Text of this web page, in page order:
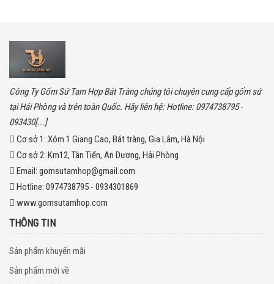
Công Ty Gốm Sứ Tam Hợp Bát Tràng chúng tôi chuyên cung cấp gốm sứ
tại Hải Phòng và trên toàn Quốc. Hãy liên hệ: Hotline: 0974738795 -
093430[...]
Cơ sở 1: Xóm 1 Giang Cao, Bát tràng, Gia Lâm, Hà Nội
Cơ sở 2: Km12, Tân Tiến, An Dương, Hải Phòng
Email: gomsutamhop@gmail.com
Hotline: 0974738795 - 0934301869
www.gomsutamhop.com
THÔNG TIN
Sản phẩm khuyến mãi
Sản phẩm mới về